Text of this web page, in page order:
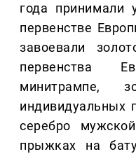
года принимали
первенстве
завоевали
первенства
минитрампе,
индивидуальных
серебро
прыжках на